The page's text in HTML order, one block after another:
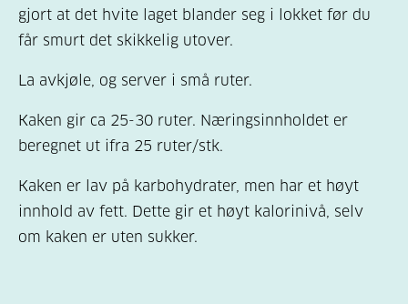
gjort at det hvite laget blander seg i lokket før du
får smurt det skikkelig utover.
La avkjøle, og server i små ruter.
Kaken gir ca 25-30 ruter. Næringsinnholdet er
beregnet ut ifra 25 ruter/stk.
Kaken er lav på karbohydrater, men har et høyt
innhold av fett. Dette gir et høyt kalorinivå, selv
om kaken er uten sukker.